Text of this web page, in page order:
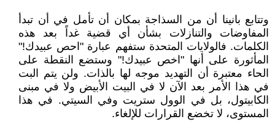
وتتابع بانينا أن من السذاجة بمكان أن تأمل في أن تبدأ
المفاوضات والتنازلات بشأن أي قضية غداً بعد هذه
الكلمات. فالولايات المتحدة ستفهم عبارة "احص عبيدك!"
المأثورة على أنها "اخص عبيدك!" وستضع النقطة على
الحاء معتبرة أن التهديد موجه لها بالذات. ولن يتم البت
في هذا الأمر بعد الآن لا في البيت الأبيض ولا في مبنى
الكابيتول، بل في الوول ستريت وفي السيتي. في هذا
المستوى، لا تخضع القرارات للإلغاء.